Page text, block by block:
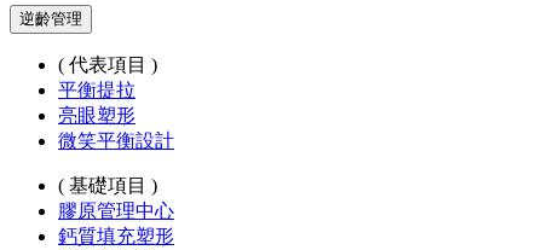
逆齡管理
( 代表項目 )
平衡提拉
亮眼塑形
微笑平衡設計
( 基礎項目 )
膠原管理中心
鈣質填充塑形